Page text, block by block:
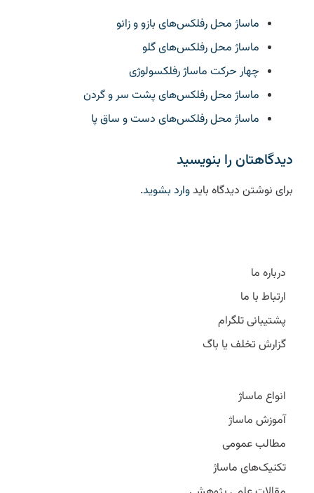
ماساژ محل رفلکس‌های بازو و زانو
ماساژ محل رفلکس‌های گلو
چهار حرکت ماساژ رفلکسولوژی
ماساژ محل رفلکس‌های پشت سر و گردن
ماساژ محل رفلکس‌های دست و ساق پا
دیدگاهتان را بنویسید
برای نوشتن دیدگاه بایدوارد بشوید.
درباره ما
ارتباط با ما
پشتیبانی تلگرام
گزارش تخلف یا باگ
انواع ماساژ
آموزش ماساژ
مطالب عمومی
تکنیک‌های ماساژ